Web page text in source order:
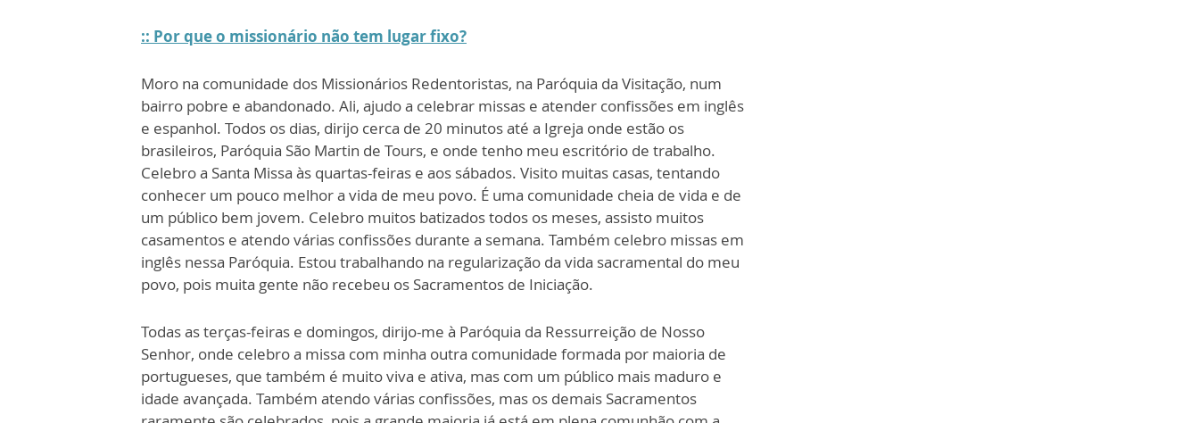
:: Por que o missionário não tem lugar fixo?
Moro na comunidade dos Missionários Redentoristas, na Paróquia da Visitação, num
bairro pobre e abandonado. Ali, ajudo a celebrar missas e atender confissões em inglês
e espanhol. Todos os dias, dirijo cerca de 20 minutos até a Igreja onde estão os
brasileiros, Paróquia São Martin de Tours, e onde tenho meu escritório de trabalho.
Celebro a Santa Missa às quartas-feiras e aos sábados. Visito muitas casas, tentando
conhecer um pouco melhor a vida de meu povo. É uma comunidade cheia de vida e de
um público bem jovem. Celebro muitos batizados todos os meses, assisto muitos
casamentos e atendo várias confissões durante a semana. Também celebro missas em
inglês nessa Paróquia. Estou trabalhando na regularização da vida sacramental do meu
povo, pois muita gente não recebeu os Sacramentos de Iniciação.
Todas as terças-feiras e domingos, dirijo-me à Paróquia da Ressurreição de Nosso
Senhor, onde celebro a missa com minha outra comunidade formada por maioria de
portugueses, que também é muito viva e ativa, mas com um público mais maduro e
idade avançada. Também atendo várias confissões, mas os demais Sacramentos